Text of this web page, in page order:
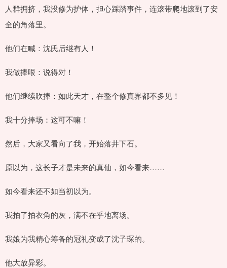
人群拥挤，我没修为护体，担心踩踏事件，连滚带爬地滚到了安
全的角落里。
他们在喊：沈氏后继有人！
我做捧哏：说得对！
他们继续吹捧：如此天才，在整个修真界都不多见！
我十分捧场：这可不嘛！
然后，大家又看向了我，开始落井下石。
原以为，这长子才是未来的真仙，如今看来……
如今看来还不如当初以为。
我拍了拍衣角的灰，满不在乎地离场。
我娘为我精心筹备的冠礼变成了沈子琛的。
他大放异彩。